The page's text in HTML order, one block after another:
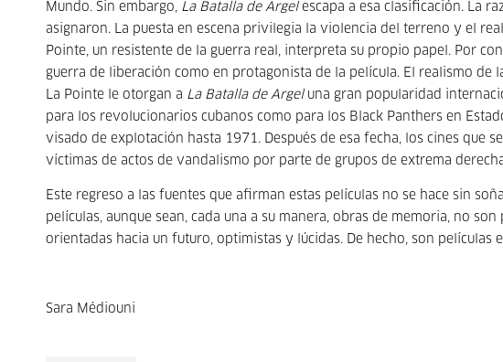
Mundo. Sin embargo, La Batalla de Argelescapa a esa clasificación. La
asignaron. La puesta en escena privilegia la violencia del terreno y el
Pointe, un resistente de la guerra real, interpreta su propio papel. Por
guerra de liberación como en protagonista de la película. El realismo de
La Pointe le otorgan a La Batalla de Argeluna gran popularidad
para los revolucionarios cubanos como para los Black Panthers en
visado de explotación hasta 1971. Después de esa fecha, los cines que
víctimas de actos de vandalismo por parte de grupos de extrema
Este regreso a las fuentes que afirman estas películas no se hace sin
películas, aunque sean, cada una a su manera, obras de memoria, no
orientadas hacia un futuro, optimistas y lúcidas. De hecho, son películas
Sara Médiouni